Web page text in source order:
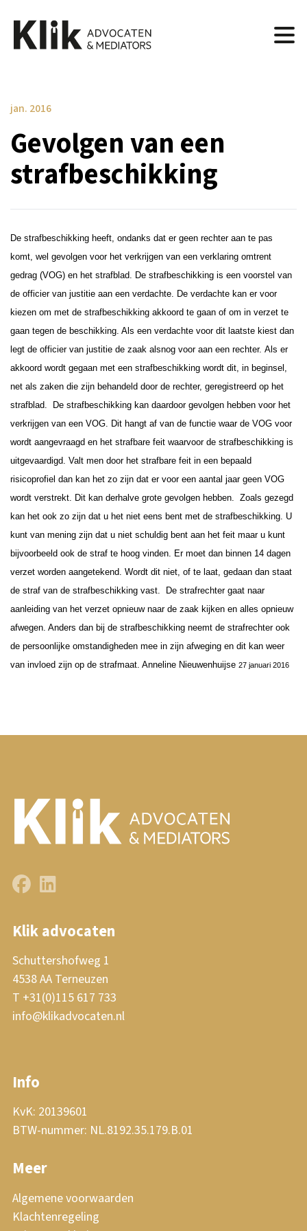
jan. 2016
Gevolgen van een
strafbeschikking
De strafbeschikking heeft, ondanks dat er geen rechter aan te pas
komt, wel gevolgen voor het verkrijgen van een verklaring omtrent
gedrag (VOG) en het strafblad. De strafbeschikking is een voorstel van
de officier van justitie aan een verdachte. De verdachte kan er voor
kiezen om met de strafbeschikking akkoord te gaan of om in verzet te
gaan tegen de beschikking. Als een verdachte voor dit laatste kiest dan
legt de officier van justitie de zaak alsnog voor aan een rechter. Als er
akkoord wordt gegaan met een strafbeschikking wordt dit, in beginsel,
net als zaken die zijn behandeld door de rechter, geregistreerd op het
strafblad.
De strafbeschikking kan daardoor gevolgen hebben voor het
verkrijgen van een VOG. Dit hangt af van de functie waar de VOG voor
wordt aangevraagd en het strafbare feit waarvoor de strafbeschikking is
uitgevaardigd. Valt men door het strafbare feit in een bepaald
risicoprofiel dan kan het zo zijn dat er voor een aantal jaar geen VOG
wordt verstrekt. Dit kan derhalve grote gevolgen hebben. Zoals gezegd
kan het ook zo zijn dat u het niet eens bent met de strafbeschikking. U
kunt van mening zijn dat u niet schuldig bent aan het feit maar u kunt
bijvoorbeeld ook de straf te hoog vinden. Er moet dan binnen 14 dagen
verzet worden aangetekend. Wordt dit niet, of te laat, gedaan dan staat
de straf van de strafbeschikking vast.
De strafrechter gaat naar
aanleiding van het verzet opnieuw naar de zaak kijken en alles opnieuw
afwegen. Anders dan bij de strafbeschikking neemt de strafrechter ook
de persoonlijke omstandigheden mee in zijn afweging en dit kan weer
van invloed zijn op de strafmaat. Anneline Nieuwenhuijse 27 januari 2016
Klik advocaten
Schuttershofweg 1
4538 AA Terneuzen
T +31(0)115 617 733
info@klikadvocaten.nl
Info
KvK: 20139601
BTW-nummer: NL.8192.35.179.B.01
Meer
Algemene voorwaarden
Klachtenregeling